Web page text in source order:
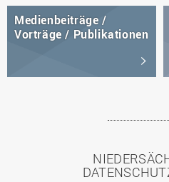
Medienbeiträge /
Vorträge / Publikationen